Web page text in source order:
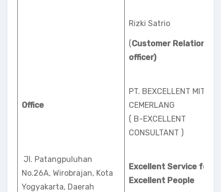
Office
Jl. Patangpuluhan
No.26A, Wirobrajan, Kota
Yogyakarta, Daerah
Rizki Satrio
(Customer Relation
officer)
PT. BEXCELLENT MITRA
CEMERLANG
( B-EXCELLENT
CONSULTANT )
Excellent Service for
Excellent People